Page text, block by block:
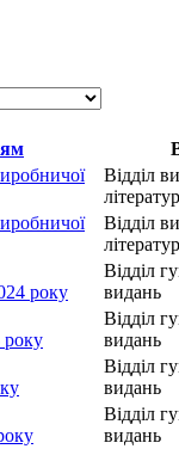
Відділ
Відділ
року
Відділ
видань
року
Відділ
видань
Відділ
видань
Відділ
видань